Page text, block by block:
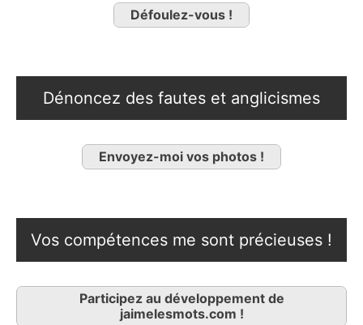
Défoulez-vous !
Dénoncez des fautes et anglicismes
Envoyez-moi vos photos !
Vos compétences me sont précieuses !
Participez au développement de
jaimelesmots.com !